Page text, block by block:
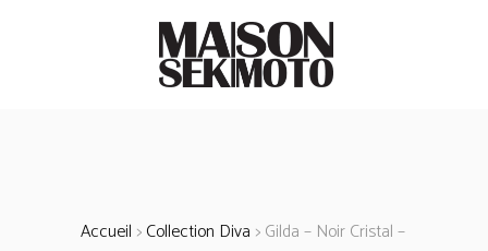
Accueil >Collection Diva > Gilda – Noir Cristal –